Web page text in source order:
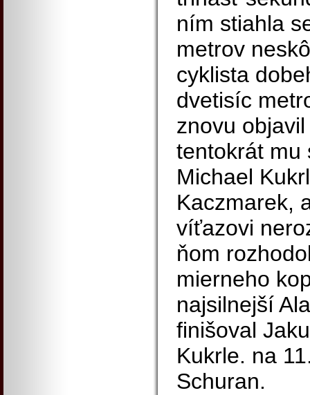
ním stiahla
metrov
cyklista
dvetisíc
znovu
tentokrát mu
Michael
Kaczmarek,
víťazovi
ňom
mierneho
najsilnejší
finišoval
Kukrle. na
Schuran.